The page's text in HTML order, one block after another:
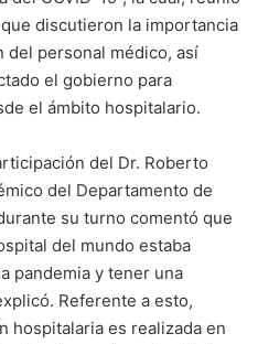
discutieron la importancia
del personal médico, así
el gobierno para
el ámbito hospitalario.
del Dr. Roberto
del Departamento de
su turno comentó que
del mundo estaba
pandemia y tener una
Referente a esto,
hospitalaria es realizada en